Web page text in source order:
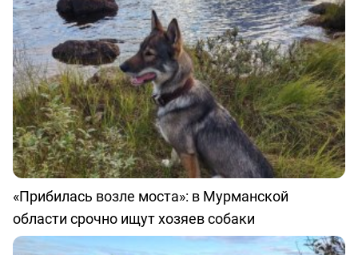
«Прибилась возле моста»: в Мурманской
области срочно ищут хозяев собаки